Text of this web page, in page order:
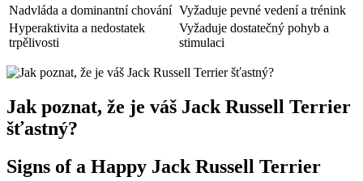
Nadvláda a dominantní chování Vyžaduje pevné vedení a trénink
Hyperaktivita a nedostatek
trpělivosti
Vyžaduje dostatečný ‍pohyb a
stimulaci
Jak poznat,‌ že je váš Jack Russell Terrier
šťastný?
Signs of a Happy‌ Jack Russell Terrier